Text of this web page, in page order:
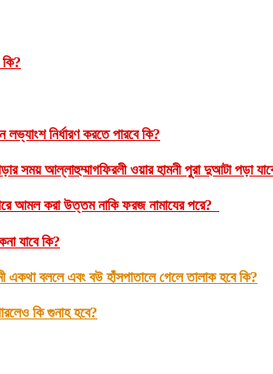
কি?
লভ্যাংশ নির্ধারণ করতে পারবে কি?
সময় আল্লাহুম্মাগফিরলী ওয়ার হামনী পুরা দুআটা পড়া
আমল করা উত্তম নাকি ফরজ নামাযের পরে?
যাবে কি?
একথা বললে এবং বউ হাঁসপাতালে গেলে তালাক হবে কি?
কি গুনাহ হবে?